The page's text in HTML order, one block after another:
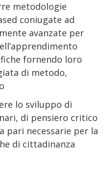
metodologie
coniugate ad
avanzate per
fornendo loro
di metodo,
lo sviluppo di
di pensiero critico
pari necessarie per la
di cittadinanza